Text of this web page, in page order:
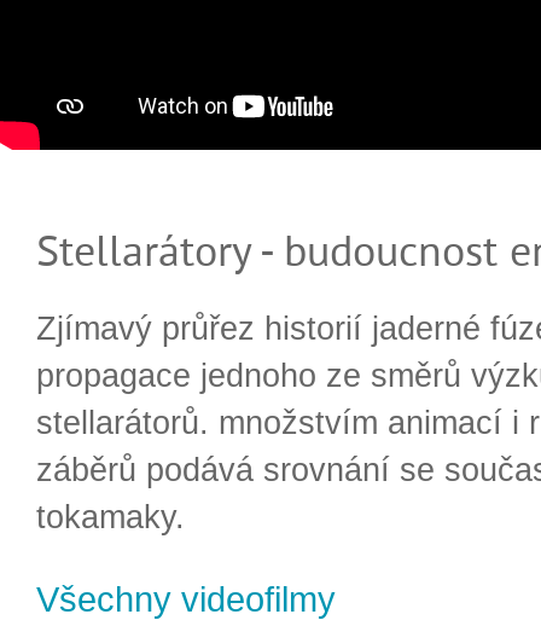
Stellarátory - budoucnost
Zjímavý průřez historií jaderné
propagace jednoho ze směrů
stellarátorů. množstvím animací i
záběrů podává srovnání se
tokamaky.
Všechny videofilmy